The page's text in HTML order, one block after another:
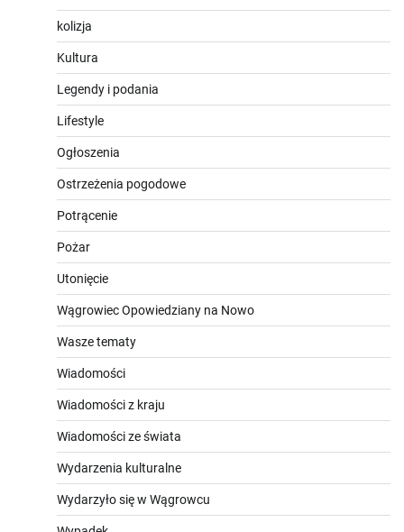
kolizja
Kultura
Legendy i podania
Lifestyle
Ogłoszenia
Ostrzeżenia pogodowe
Potrącenie
Pożar
Utonięcie
Wągrowiec Opowiedziany na Nowo
Wasze tematy
Wiadomości
Wiadomości z kraju
Wiadomości ze świata
Wydarzenia kulturalne
Wydarzyło się w Wągrowcu